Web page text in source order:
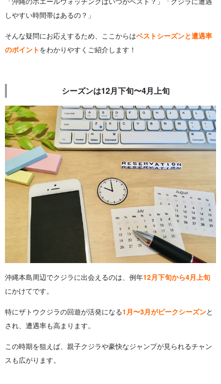
しやすい時間帯はあるの？」
そんな疑問にお応えするため、ここからはベストシーズンと遭遇率
のポイントをわかりやすくご紹介します！
シーズンは12月下旬〜4月上旬
沖縄本島周辺でクジラに出会えるのは、例年12月下旬から4月上旬
にかけてです。
特にザトウクジラの回遊が活発になる1月〜3月がピークシーズンと
され、遭遇率も高まります。
この時期を狙えば、親子クジラや豪快なジャンプが見られるチャン
スも広がります。